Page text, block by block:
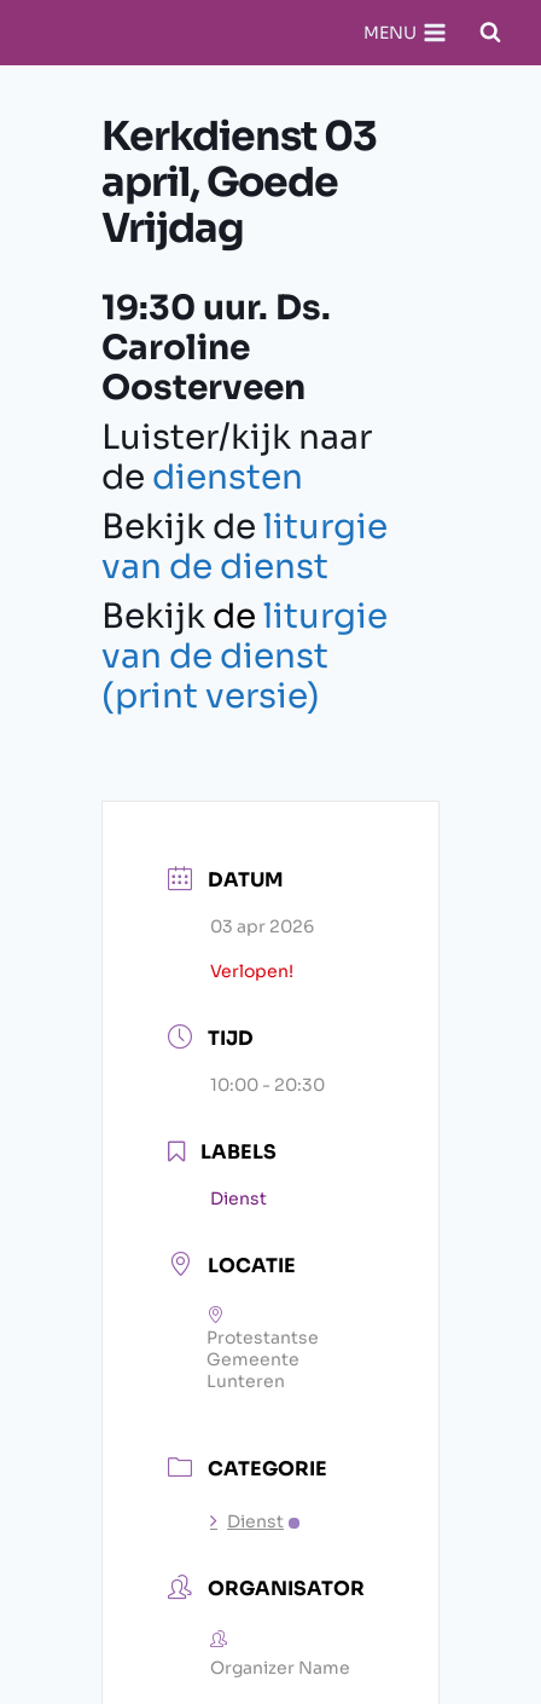
inhoud
MENU
Kerkdienst 03
april, Goede
Vrijdag
19:30 uur. Ds.
Caroline
Oosterveen
Luister/kijk naar
de diensten
Bekijk de liturgie
van de dienst
Bekijk de liturgie
van de dienst
(print versie)
DATUM
03 apr 2026
Verlopen!
TIJD
10:00 - 20:30
LABELS
Dienst
LOCATIE
Protestantse
Gemeente
Lunteren
CATEGORIE
Dienst
ORGANISATOR
Organizer Name